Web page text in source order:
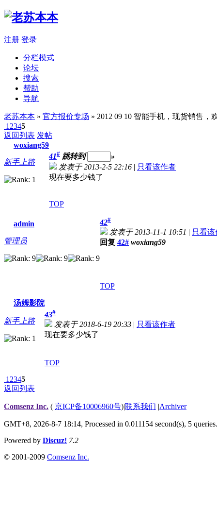
注册 登录
分栏模式
论坛
搜索
帮助
导航
老苏本本 » 官方报价专场 » 2012 09 10 智能手机，现货销售，
1 2345
返回列表 发帖
woxiang59
新手上路
41# 跳转到
»
发表于 2013-2-5 22:16 | 只看该作者
现在要多少钱了
TOP
admin
管理员
42#
发表于 2013-11-1 10:51 | 只看该
回复 42# woxiang59
TOP
汤姆影院
新手上路
43#
发表于 2018-6-19 20:33 | 只看该作者
现在要多少钱了
TOP
1 2345
返回列表
Comsenz Inc. ( 京ICP备10006960号)|联系我们 |Archiver
GMT+8, 2026-8-7 18:14, Processed in 0.011154 second(s), 5 queries.
Powered by Discuz! 7.2
© 2001-2009 Comsenz Inc.